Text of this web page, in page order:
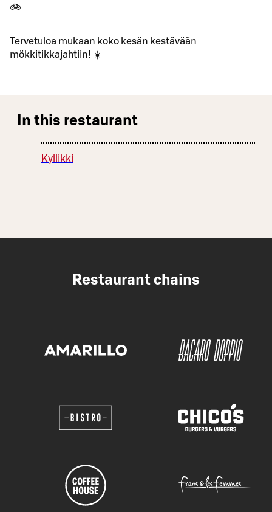
🚲
Tervetuloa mukaan koko kesän kestävään
mökkitikkajahtiin! ☀️
In this restaurant
Kyllikki
Restaurant chains